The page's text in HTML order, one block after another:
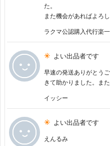
た。
また機会があればよろ
ラクマ公認購入代行楽
よい出品者です
早速の発送ありがとう
きて助かりました。ま
イッシー
よい出品者です
えんるみ